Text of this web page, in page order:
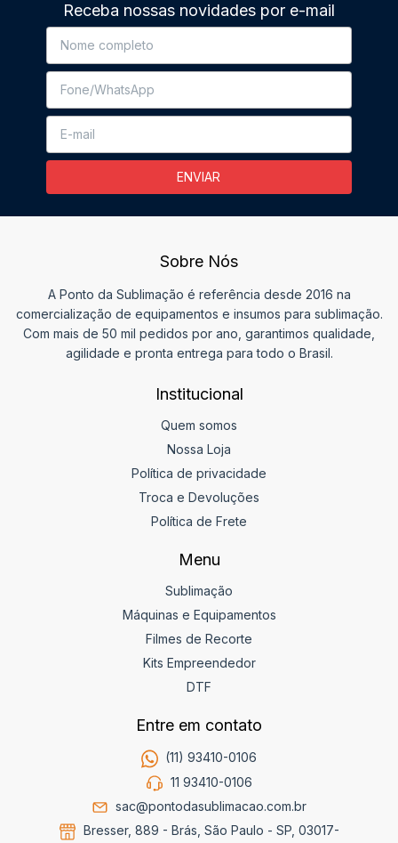
Receba nossas novidades por e-mail
Sobre Nós
A Ponto da Sublimação é referência desde 2016 na
comercialização de equipamentos e insumos para sublimação.
Com mais de 50 mil pedidos por ano, garantimos qualidade,
agilidade e pronta entrega para todo o Brasil.
Institucional
Quem somos
Nossa Loja
Política de privacidade
Troca e Devoluções
Política de Frete
Menu
Sublimação
Máquinas e Equipamentos
Filmes de Recorte
Kits Empreendedor
DTF
Entre em contato
(11) 93410-0106
11 93410-0106
sac@pontodasublimacao.com.br
Bresser, 889 - Brás, São Paulo - SP, 03017-